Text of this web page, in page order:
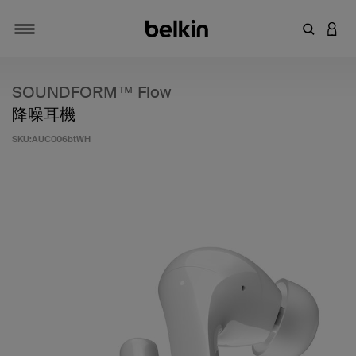
輸入關鍵
登入
SOUNDFORM™ Flow
降噪耳機
SKU:AUC006btWH